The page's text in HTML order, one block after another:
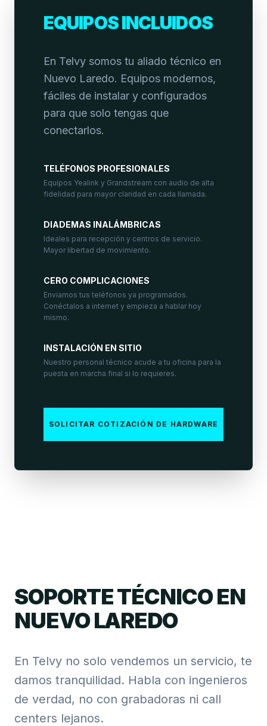
EQUIPOS INCLUIDOS
En Telvy somos tu aliado técnico en
Nuevo Laredo. Equipos modernos,
fáciles de instalar y configurados
para que solo tengas que
conectarlos.
TELÉFONOS PROFESIONALES
Equipos Yealink y Grandstream con audio de alta
fidelidad para mayor claridad en cada llamada.
DIADEMAS INALÁMBRICAS
Ideales para recepción y centros de servicio.
Mayor libertad de movimiento.
CERO COMPLICACIONES
Enviamos tus teléfonos ya programados.
Conéctalos a internet y empieza a hablar hoy
mismo.
INSTALACIÓN EN SITIO
Nuestro personal técnico acude a tu oficina para la
puesta en marcha final si lo requieres.
SOLICITAR COTIZACIÓN DE HARDWARE
SOPORTE TÉCNICO EN
NUEVO LAREDO
En Telvy no solo vendemos un servicio, te
damos tranquilidad. Habla con ingenieros
de verdad, no con grabadoras ni call
centers lejanos.